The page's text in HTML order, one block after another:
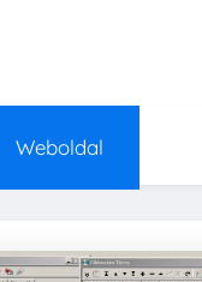
Weboldal